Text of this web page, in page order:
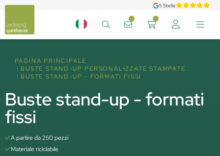
5 Stelle
PAGINA PRINCIPALE
BUSTE STAND-UP PERSONALIZZATE STAMPATE
BUSTE STAND-UP - FORMATI FISSI
Buste stand-up - formati
fissi
A partire da 250 pezzi
Materiale riciclabile